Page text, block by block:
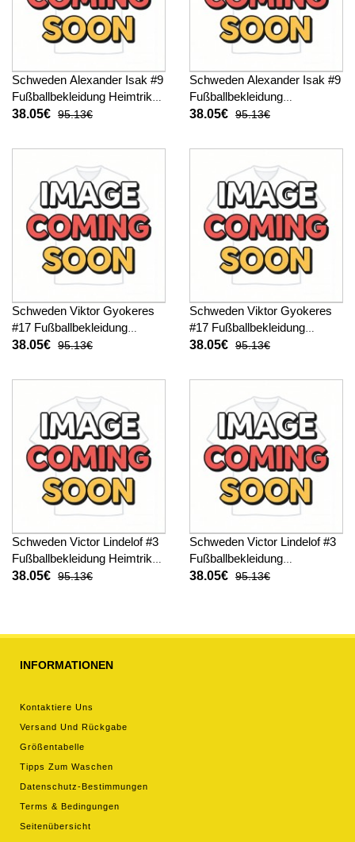
Schweden Alexander Isak #9
Fußballbekleidung Heimtrikot
Damen WM 2026 Kurzarm
38.05€ 95.13€
Schweden Alexander Isak #9
Fußballbekleidung
Auswärtstrikot Damen WM
38.05€ 95.13€
Schweden Viktor Gyokeres
#17 Fußballbekleidung
Heimtrikot Damen WM 2026
38.05€ 95.13€
Schweden Viktor Gyokeres
#17 Fußballbekleidung
Auswärtstrikot Damen WM
38.05€ 95.13€
Schweden Victor Lindelof #3
Fußballbekleidung Heimtrikot
Damen WM 2026 Kurzarm
38.05€ 95.13€
Schweden Victor Lindelof #3
Fußballbekleidung
Auswärtstrikot Damen WM
38.05€ 95.13€
INFORMATIONEN
Kontaktiere Uns
Versand Und Rückgabe
Größentabelle
Tipps Zum Waschen
Datenschutz-Bestimmungen
Terms & Bedingungen
Seitenübersicht